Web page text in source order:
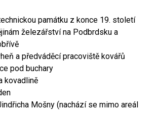
památku z konce 19. století
železářství na Podbrdsku a
a předváděcí pracoviště kovářů
pod buchary
kovadlině
Mošny (nachází se mimo areál